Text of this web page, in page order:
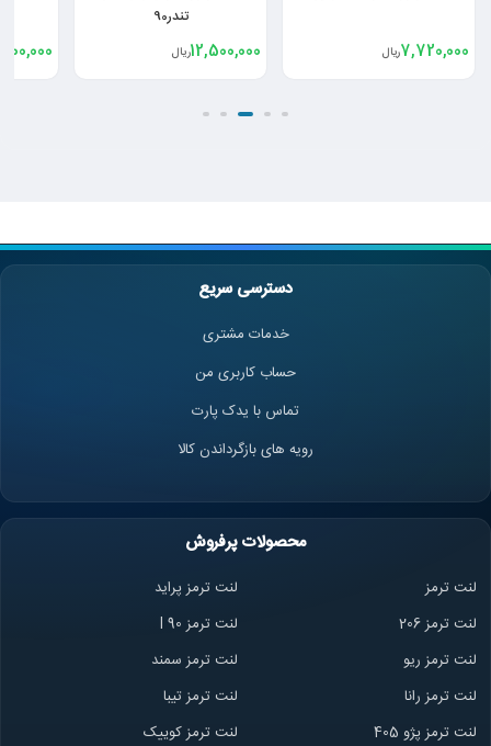
7,720,000ریال
تندر90
12,500,000ریال
دسترسی سریع
خدمات مشتری
حساب کاربری من
تماس با یدک پارت
رویه های بازگرداندن کالا
محصولات پرفروش
لنت ترمز
لنت ترمز پراید
لنت ترمز 206
لنت ترمز l 90
لنت ترمز ریو
لنت ترمز سمند
لنت ترمز رانا
لنت ترمز تیبا
لنت ترمز پژو 405
لنت ترمز کوییک